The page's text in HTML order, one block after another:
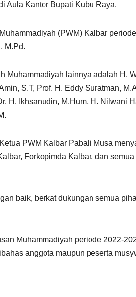
Aula Kantor Bupati Kubu Raya.
(PWM) Kalbar
M.Pd.
Muhammadiyah lainnya adalah H.
S.T, Prof. H. Eddy Suratman,
H. Ikhsanudin, M.Hum, H. Nilwani
PWM Kalbar Pabali Musa
Forkopimda Kalbar, dan
baik, berkat dukungan semua
Muhammadiyah periode 2022-
anggota maupun peserta